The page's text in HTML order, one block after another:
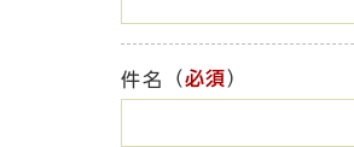
件名 （必須）